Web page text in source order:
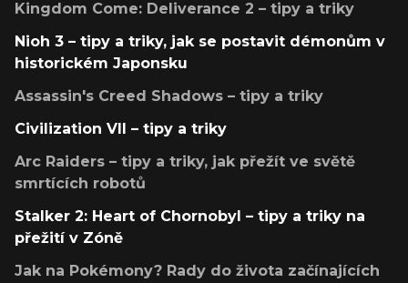
Kingdom Come: Deliverance 2 – tipy a triky
Nioh 3 – tipy a triky, jak se postavit démonům v
historickém Japonsku
Assassin's Creed Shadows – tipy a triky
Civilization VII – tipy a triky
Arc Raiders – tipy a triky, jak přežít ve světě
smrtících robotů
Stalker 2: Heart of Chornobyl – tipy a triky na
přežití v Zóně
Jak na Pokémony? Rady do života začínajících